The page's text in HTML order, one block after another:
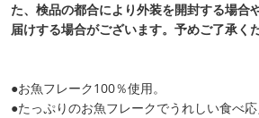
た、検品の都合により外装を開封する場合
届けする場合がございます。予めご了承く
●お魚フレーク100％使用。
●たっぷりのお魚フレークでうれしい食べ応